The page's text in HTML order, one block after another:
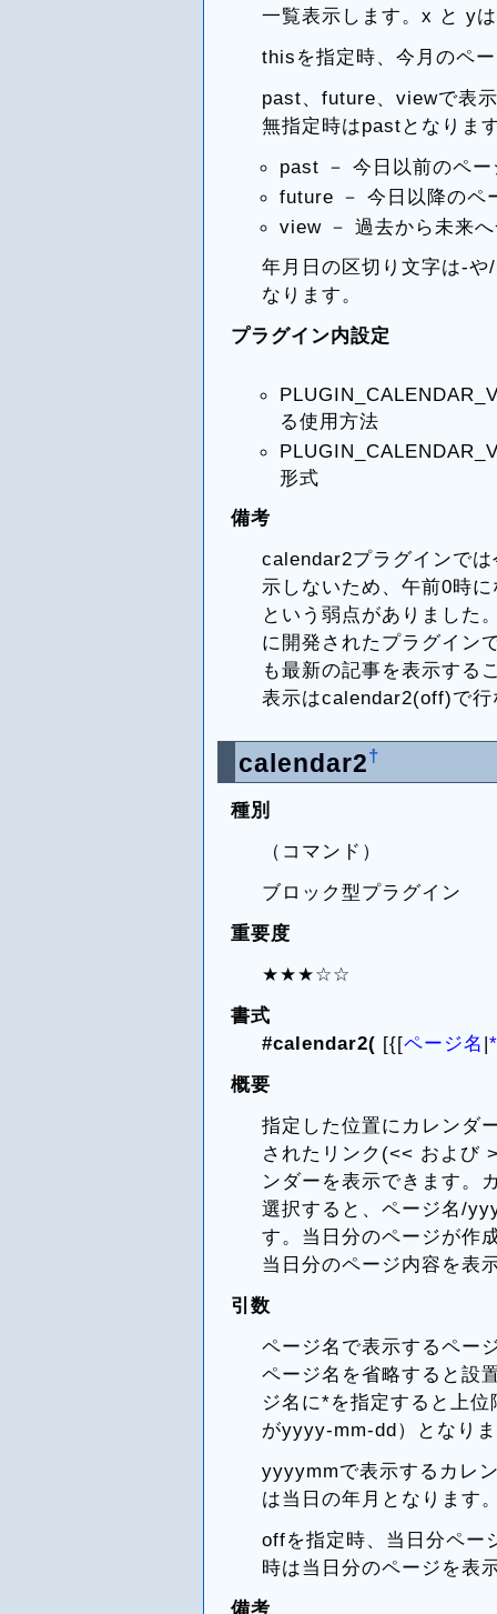
一覧表示します。x と y
thisを指定時、今月のペ
past、future、viewで表
無指定時はpastとなりま
past － 今日以前のペ
future － 今日以降のペ
view － 過去から未来
年月日の区切り文字は-
なります。
プラグイン内設定
る使用方法
形式
備考
calendar2プラグインで
示しないため、午前0時
という弱点がありました
に開発されたプラグイン
も最新の記事を表示する
表示はcalendar2(off)で行
calendar2†
種別
（コマンド）
ブロック型プラグイン
重要度
★★★☆☆
書式
#calendar2( [{[ページ名 |*
概要
指定した位置にカレンダ
されたリンク(<< および
ンダーを表示できます。
選択すると、ページ名/
す。当日分のページが作
当日分のページ内容を表
引数
ページ名で表示するペー
ページ名を省略すると設
ジ名に*を指定すると上
がyyyy-mm-dd）となり
yyyymmで表示するカレ
は当日の年月となります
offを指定時、当日分ペー
時は当日分のページを表
備考